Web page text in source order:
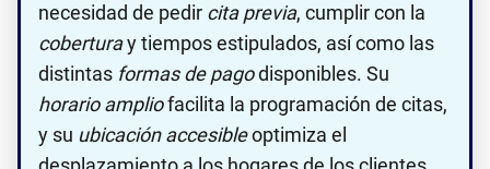
necesidad de pedir cita previa, cumplir con la
coberturay tiempos estipulados, así como las
distintas formas de pagodisponibles. Su
horario ampliofacilita la programación de citas,
y su ubicación accesibleoptimiza el